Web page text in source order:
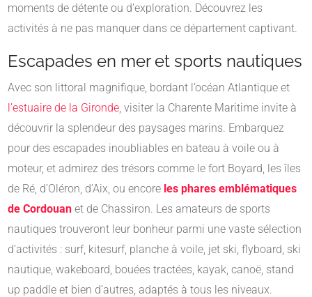
moments de détente ou d’exploration. Découvrez les
activités à ne pas manquer dans ce département captivant.
Escapades en mer et sports nautiques
Avec son littoral magnifique, bordant l’océan Atlantique et
l’estuaire de la Gironde , visiter la Charente Maritime invite à
découvrir la splendeur des paysages marins. Embarquez
pour des escapades inoubliables en bateau à voile ou à
moteur, et admirez des trésors comme le fort Boyard, les îles
de Ré, d’Oléron, d’Aix, ou encore les phares emblématiques
de Cordouan et de Chassiron. Les amateurs de sports
nautiques trouveront leur bonheur parmi une vaste sélection
d’activités : surf, kitesurf, planche à voile, jet ski, flyboard, ski
nautique, wakeboard, bouées tractées, kayak, canoë, stand
up paddle et bien d’autres, adaptés à tous les niveaux.